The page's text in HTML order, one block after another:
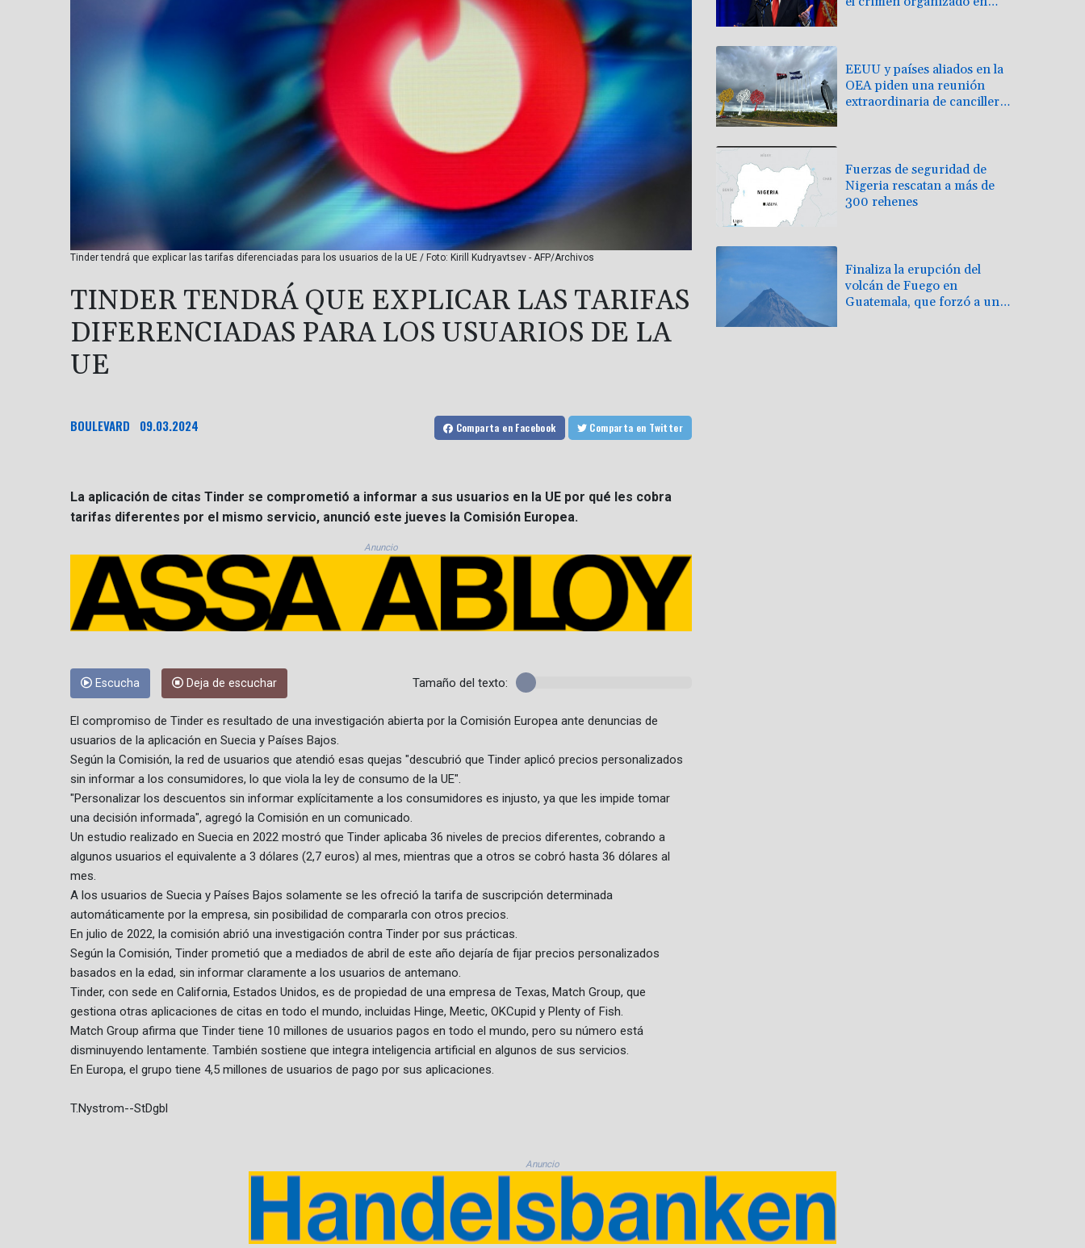
Tinder tendrá que explicar las tarifas diferenciadas para los usuarios de la UE / Foto: Kirill Kudryavtsev - AFP/Archivos
TINDER TENDRÁ QUE EXPLICAR LAS TARIFAS
DIFERENCIADAS PARA LOS USUARIOS DE LA
UE
BOULEVARD 09.03.2024 Comparta en Facebook Comparta en Twitter
La aplicación de citas Tinder se comprometió a informar a sus usuarios en la UE por qué les cobra
tarifas diferentes por el mismo servicio, anunció este jueves la Comisión Europea.
Anuncio
Escucha Deja de escuchar Tamaño del texto:
El compromiso de Tinder es resultado de una investigación abierta por la Comisión Europea ante denuncias de
usuarios de la aplicación en Suecia y Países Bajos.
Según la Comisión, la red de usuarios que atendió esas quejas "descubrió que Tinder aplicó precios personalizados
sin informar a los consumidores, lo que viola la ley de consumo de la UE".
"Personalizar los descuentos sin informar explícitamente a los consumidores es injusto, ya que les impide tomar
una decisión informada", agregó la Comisión en un comunicado.
Un estudio realizado en Suecia en 2022 mostró que Tinder aplicaba 36 niveles de precios diferentes, cobrando a
algunos usuarios el equivalente a 3 dólares (2,7 euros) al mes, mientras que a otros se cobró hasta 36 dólares al
mes.
A los usuarios de Suecia y Países Bajos solamente se les ofreció la tarifa de suscripción determinada
automáticamente por la empresa, sin posibilidad de compararla con otros precios.
En julio de 2022, la comisión abrió una investigación contra Tinder por sus prácticas.
Según la Comisión, Tinder prometió que a mediados de abril de este año dejaría de fijar precios personalizados
basados en la edad, sin informar claramente a los usuarios de antemano.
Tinder, con sede en California, Estados Unidos, es de propiedad de una empresa de Texas, Match Group, que
gestiona otras aplicaciones de citas en todo el mundo, incluidas Hinge, Meetic, OKCupid y Plenty of Fish.
Match Group afirma que Tinder tiene 10 millones de usuarios pagos en todo el mundo, pero su número está
disminuyendo lentamente. También sostiene que integra inteligencia artificial en algunos de sus servicios.
En Europa, el grupo tiene 4,5 millones de usuarios de pago por sus aplicaciones.
T.Nystrom--StDgbl
EEUU y países aliados en la
OEA piden una reunión
extraordinaria de cancilleres
Fuerzas de seguridad de
Nigeria rescatan a más de
300 rehenes
Finaliza la erupción del
volcán de Fuego en
Guatemala, que forzó a una
Anuncio